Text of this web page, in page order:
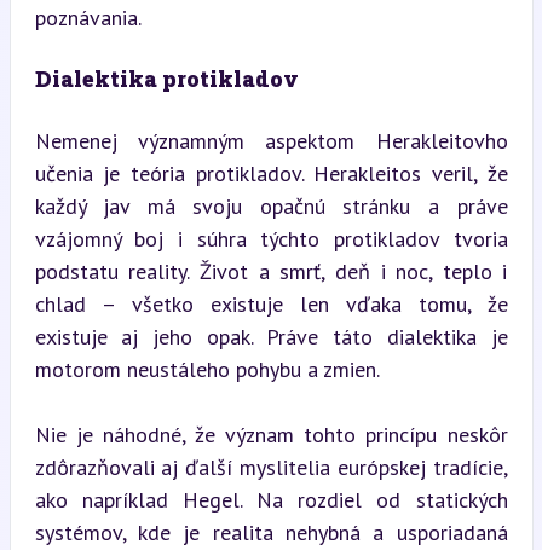
poznávania.
Dialektika protikladov
Nemenej významným aspektom Herakleitovho
učenia je teória protikladov. Herakleitos veril, že
každý jav má svoju opačnú stránku a práve
vzájomný boj i súhra týchto protikladov tvoria
podstatu reality. Život a smrť, deň i noc, teplo i
chlad – všetko existuje len vďaka tomu, že
existuje aj jeho opak. Práve táto dialektika je
motorom neustáleho pohybu a zmien.
Nie je náhodné, že význam tohto princípu neskôr
zdôrazňovali aj ďalší myslitelia európskej tradície,
ako napríklad Hegel. Na rozdiel od statických
systémov, kde je realita nehybná a usporiadaná